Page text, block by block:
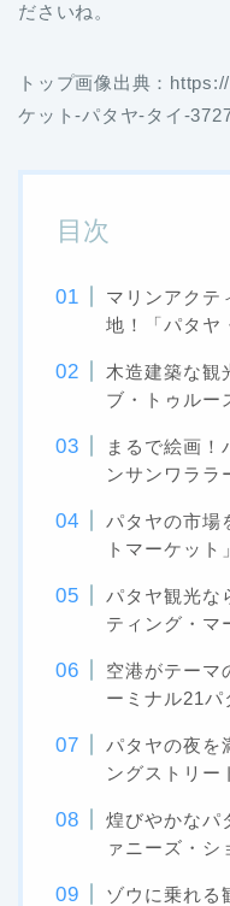
ださいね。
トップ画像出典：
ケット-パタヤ-タイ-
目次
マリンアクテ
地！「パタヤ
木造建築な観
ブ・トゥルー
まるで絵画！
ンサンワララ
パタヤの市場
トマーケット」
パタヤ観光な
ティング・マ
空港がテーマ
ーミナル21パ
パタヤの夜を
ングストリー
煌びやかなパ
ァニーズ・シ
ゾウに乗れる